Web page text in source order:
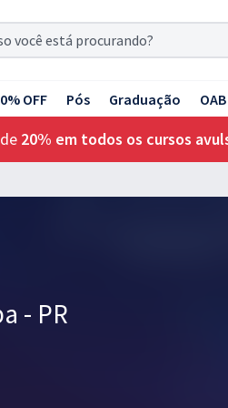
OFF Pós Graduação OAB
20% em todos os cursos
- PR